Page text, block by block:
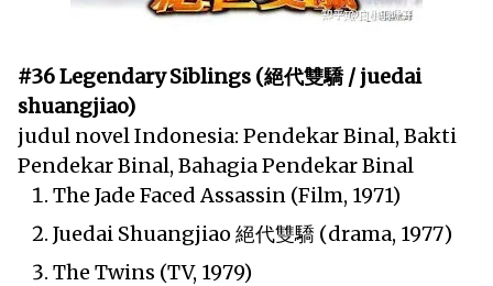
#36 Legendary Siblings (絕代雙驕 / juedai
shuangjiao)
judul novel Indonesia: Pendekar Binal, Bakti
Pendekar Binal, Bahagia Pendekar Binal
The Jade Faced Assassin (Film, 1971)
Juedai Shuangjiao 絕代雙驕 (drama, 1977)
The Twins (TV, 1979)